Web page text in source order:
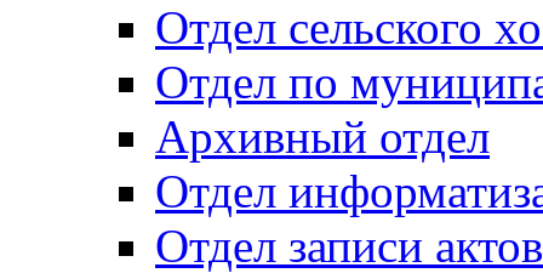
Отдел сельского
Отдел по
Архивный отдел
Отдел
Отдел записи